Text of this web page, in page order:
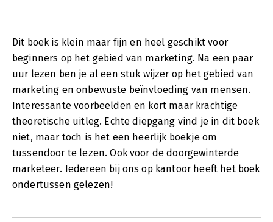
Dit boek is klein maar fijn en heel geschikt voor
beginners op het gebied van marketing. Na een paar
uur lezen ben je al een stuk wijzer op het gebied van
marketing en onbewuste beïnvloeding van mensen.
Interessante voorbeelden en kort maar krachtige
theoretische uitleg. Echte diepgang vind je in dit boek
niet, maar toch is het een heerlijk boekje om
tussendoor te lezen. Ook voor de doorgewinterde
marketeer. Iedereen bij ons op kantoor heeft het boek
ondertussen gelezen!